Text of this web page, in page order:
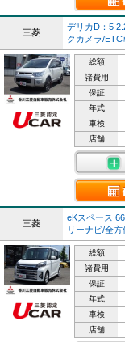
三菱
デリカD：5
クカメラ/ETC
総額
諸費用
保証
年式
車検
店舗
三菱
eKスペース
リーナビ/全方
総額
諸費用
保証
年式
車検
店舗